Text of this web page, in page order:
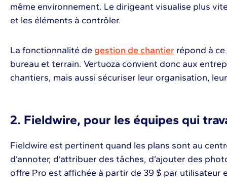
même environnement. Le dirigeant visualise plus
et les éléments à contrôler.
La fonctionnalité de gestion de chantier répond à
bureau et terrain. Vertuoza convient donc aux
chantiers, mais aussi sécuriser leur organisation,
2. Fieldwire, pour les équipes qui
Fieldwire est pertinent quand les plans sont au
d’annoter, d’attribuer des tâches, d’ajouter des
offre Pro est affichée à partir de 39 $ par utilisateur